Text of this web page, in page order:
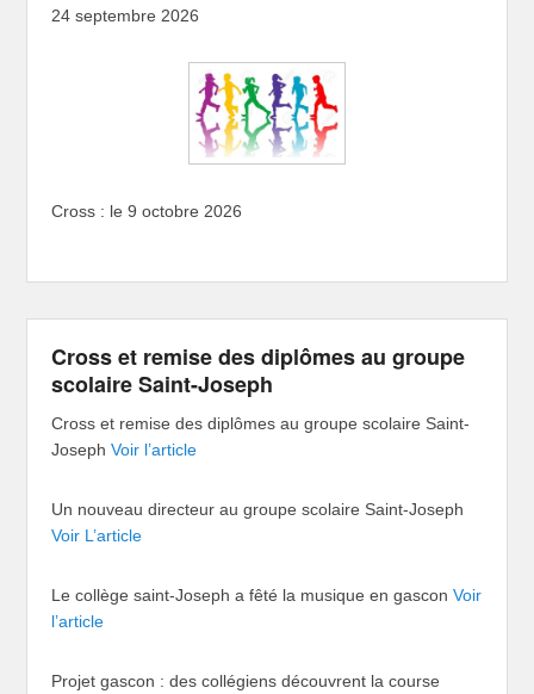
24 septembre 2026
Cross : le 9 octobre 2026
Cross et remise des diplômes au groupe
scolaire Saint-Joseph
Cross et remise des diplômes au groupe scolaire Saint-
JosephVoir l’article
Un nouveau directeur au groupe scolaire Saint-Joseph
Voir L’article
Le collège saint-Joseph a fêté la musique en gascon Voir
l’article
Projet gascon : des collégiens découvrent la course